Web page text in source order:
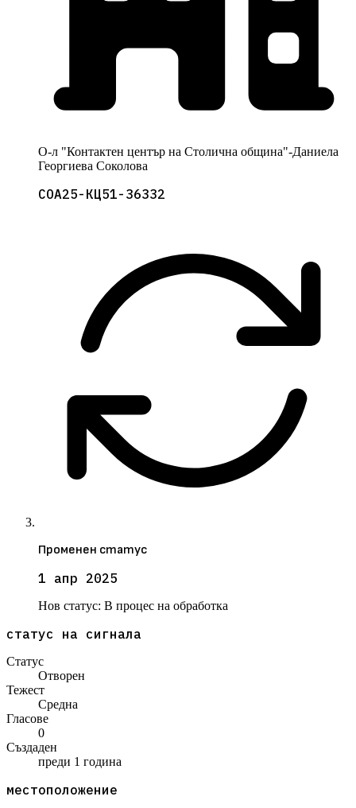
О-л "Контактен център на Столична община"-Даниела
Георгиева Соколова
СОА25-КЦ51-36332
Променен статус
1 апр 2025
Нов статус: В процес на обработка
статус на сигнала
Статус
Отворен
Тежест
Средна
Гласове
0
Създаден
преди 1 година
местоположение